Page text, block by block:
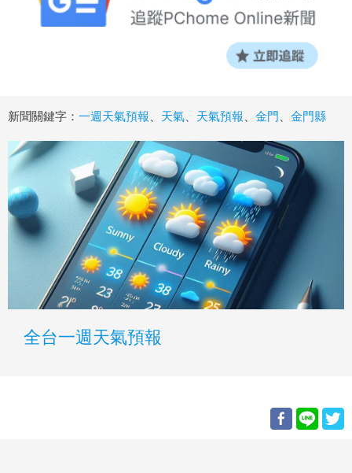
新聞關鍵字： 一週天氣預報 天氣 天氣預報 金門 金門縣
全台一週天氣預報